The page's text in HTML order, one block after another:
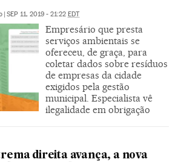
| SEP 11, 2019 - 21:22 EDT
Empresário que presta
serviços ambientais se
ofereceu, de graça, para
coletar dados sobre resíduos
de empresas da cidade
exigidos pela gestão
municipal. Especialista vê
ilegalidade em obrigação
direita avança, a nova